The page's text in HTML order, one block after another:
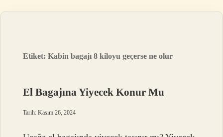
Etiket:Kabin bagajı 8 kiloyu geçerse ne olur
El Bagajına Yiyecek Konur Mu
Tarih: Kasım 26, 2024